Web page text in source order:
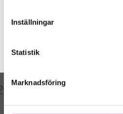
Inställningar
Statistik
Marknadsföring